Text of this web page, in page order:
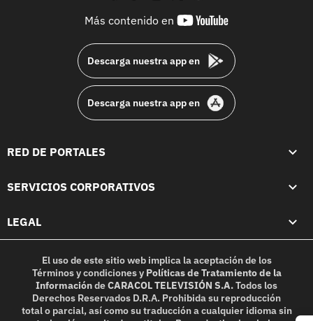
Más contenido en
youtube-
Descarga nuestra app en
Descarga nuestra app en
RED DE PORTALES
SERVICIOS CORPORATIVOS
LEGAL
El uso de este sitio web implica la aceptación de los
Términos y condicionesy Políticas de Tratamiento de la
InformacióndeCARACOL TELEVISIÓN S.A.Todos los
Derechos Reservados D.R.A. Prohibida su reproducción
total o parcial, así como su traducción a cualquier idioma sin